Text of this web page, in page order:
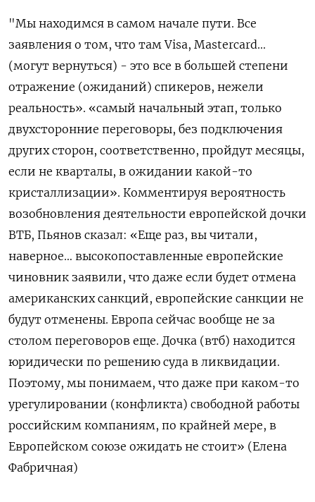
"Мы находимся в самом начале пути. Все
заявления о том, что там Visa, Mastercard...
(могут вернуться) - это все в большей степени
отражение (ожиданий) спикеров, нежели
реальность». «самый начальный этап, только
двухсторонние переговоры, без подключения
других сторон, соответственно, пройдут месяцы,
если не кварталы, в ожидании какой-то
кристаллизации». Комментируя вероятность
возобновления деятельности европейской дочки
ВТБ, Пьянов сказал: «Еще раз, вы читали,
наверное… высокопоставленные европейские
чиновник заявили, что даже если будет отмена
американских санкций, европейские санкции не
будут отменены. Европа сейчас вообще не за
столом переговоров еще. Дочка (втб) находится
юридически по решению суда в ликвидации.
Поэтому, мы понимаем, что даже при каком-то
урегулировании (конфликта) свободной работы
российским компаниям, по крайней мере, в
Европейском союзе ожидать не стоит» (Елена
Фабричная)